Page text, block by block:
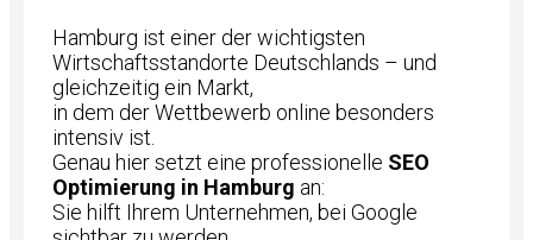
Hamburg ist einer der wichtigsten
Wirtschaftsstandorte Deutschlands – und
gleichzeitig ein Markt,
in dem der Wettbewerb online besonders
intensiv ist.
Genau hier setzt eine professionelle SEO
Optimierung in Hamburg an:
Sie hilft Ihrem Unternehmen, bei Google